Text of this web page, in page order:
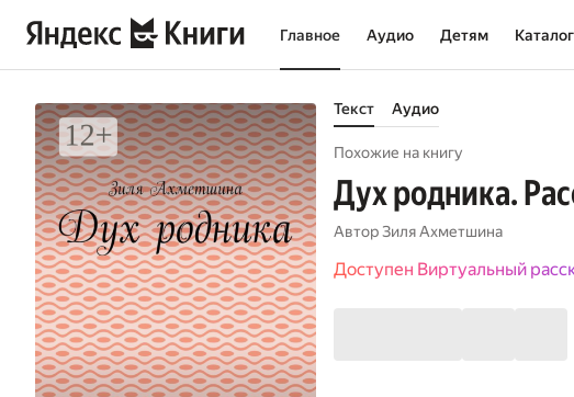
Главное Аудио Детям Каталог
Текст Аудио
Похожие на книгу
Дух родника.
АвторЗиля Ахметшина
Доступен Виртуальный